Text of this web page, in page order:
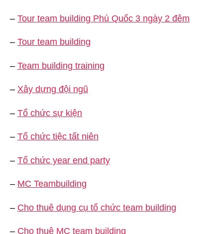
– Tour team building Phú Quốc 3 ngày 2 đêm
– Tour team building
– Team building training
– Xây dựng đội ngũ
– Tổ chức sự kiện
– Tổ chức tiệc tất niên
– Tổ chức year end party
– MC Teambuilding
– Cho thuê dụng cụ tổ chức team building
– Cho thuê MC team building